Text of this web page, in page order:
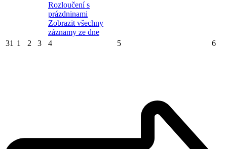
Rozloučení s
prázdninami
Zobrazit všechny
záznamy ze dne
31 1 2 3 4 5 6